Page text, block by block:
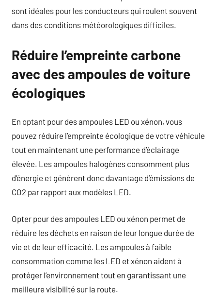
sont idéales pour les conducteurs qui roulent souvent
dans des conditions météorologiques difficiles.
Réduire l’empreinte carbone
avec des ampoules de voiture
écologiques
En optant pour des ampoules LED ou xénon, vous
pouvez réduire l’empreinte écologique de votre véhicule
tout en maintenant une performance d’éclairage
élevée. Les ampoules halogènes consomment plus
d’énergie et génèrent donc davantage d’émissions de
CO2 par rapport aux modèles LED.
Opter pour des ampoules LED ou xénon permet de
réduire les déchets en raison de leur longue durée de
vie et de leur efficacité. Les ampoules à faible
consommation comme les LED et xénon aident à
protéger l’environnement tout en garantissant une
meilleure visibilité sur la route.